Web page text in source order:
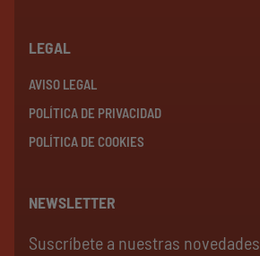
LEGAL
AVISO LEGAL
POLÍTICA DE PRIVACIDAD
POLÍTICA DE COOKIES
NEWSLETTER
Suscríbete a nuestras novedades